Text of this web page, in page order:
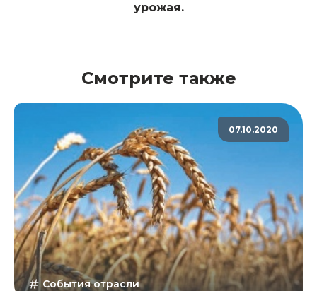
урожая.
Смотрите также
07.10.2020
События отрасли